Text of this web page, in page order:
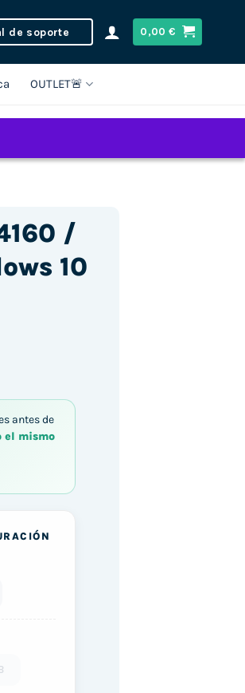
de soporte 0,00€
OUTLET🚨
/
10
SSD Windows 10 cantidad
antes de
el mismo